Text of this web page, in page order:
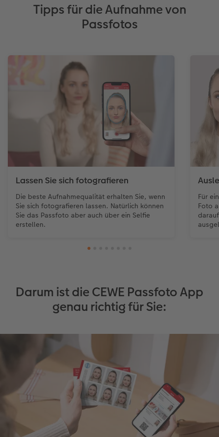
Tipps für die Aufnahme von
Passfotos
Lassen Sie sich fotografieren
Die beste Aufnahmequalität erhalten Sie, wenn
Sie sich fotografieren lassen. Natürlich können
Sie das Passfoto aber auch über ein Selfie
erstellen.
Für
Foto
Darum ist die CEWE Passfoto App
genau richtig für Sie: